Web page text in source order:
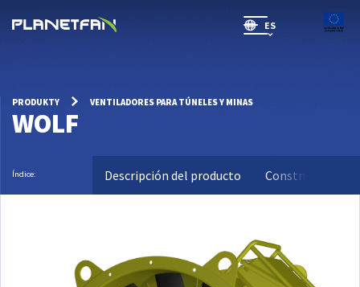
ES
PRODUKTY VENTILADORES PARA TÚNELES Y MINAS
WOLF
Índice: Descripción del producto Construcción